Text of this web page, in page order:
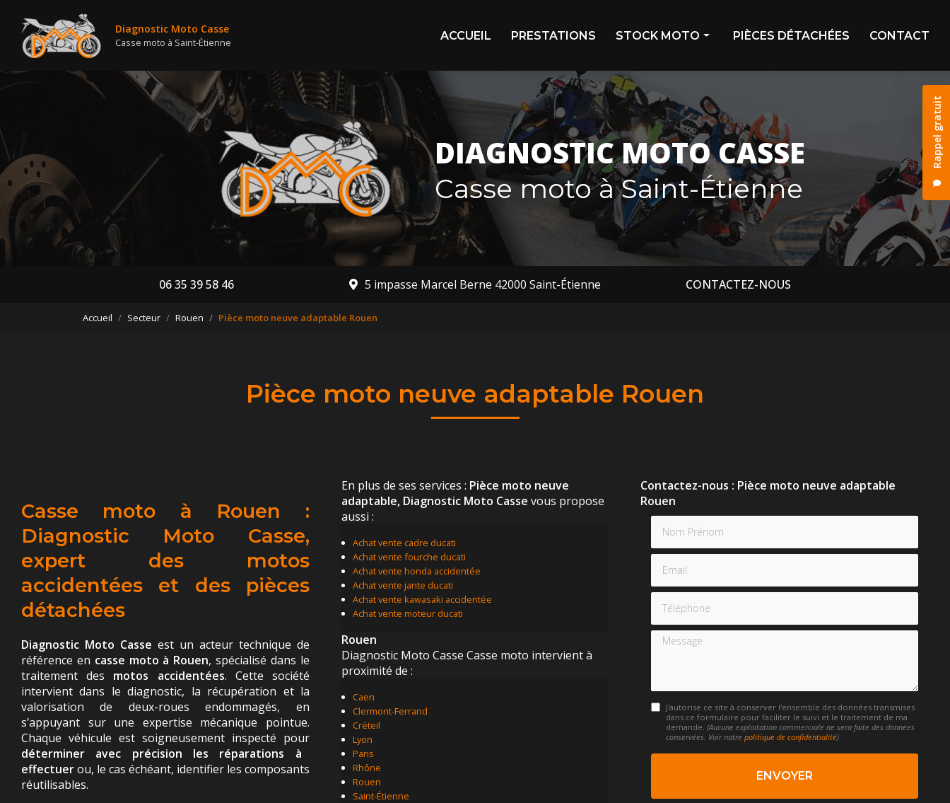
contenu
principal
Diagnostic Moto Casse
Casse moto à Saint-Étienne
Rappel gratuit
ACCUEIL PRESTATIONS STOCK MOTO
Arrivage
En stock
Motos déjà vendues
Motos réservées
PIÈCES DÉTACHÉES CONTACT
DIAGNOSTIC MOTO CASSE
Casse moto à Saint-Étienne
06 35 39 58 46 5 impasse Marcel Berne 42000 Saint-Étienne CONTACTEZ-NOUS
Accueil Secteur Rouen Pièce moto neuve adaptable Rouen
Pièce moto neuve adaptable Rouen
Casse moto à Rouen :
Diagnostic Moto Casse,
expert des motos
accidentées et des pièces
détachées
Diagnostic Moto Casse est un acteur technique de
référence en casse moto à Rouen, spécialisé dans le
traitement des motos accidentées. Cette société
intervient dans le diagnostic, la récupération et la
valorisation de deux-roues endommagés, en
s’appuyant sur une expertise mécanique pointue.
Chaque véhicule est soigneusement inspecté pour
déterminer avec précision les réparations à
effectuerou, le cas échéant, identifier les composants
réutilisables.
En plus de ses services : Pièce moto neuve
adaptable, Diagnostic Moto Casse vous propose
aussi :
Achat vente cadre ducati
Achat vente fourche ducati
Achat vente honda accidentée
Achat vente jante ducati
Achat vente kawasaki accidentée
Achat vente moteur ducati
Rouen
Diagnostic Moto Casse Casse moto intervient à
proximité de :
Caen
Clermont-Ferrand
Créteil
Lyon
Paris
Rhône
Rouen
Saint-Étienne
Contactez-nous : Pièce moto neuve adaptable
Rouen
Nom Prénom
Email
Téléphone
Message
J'autorise ce site à conserver l'ensemble des données transmises
dans ce formulaire pour faciliter le suivi et le traitement de ma
demande. (Aucune exploitation commerciale ne sera faite des données
conservées. Voir notre politique de confidentialité)